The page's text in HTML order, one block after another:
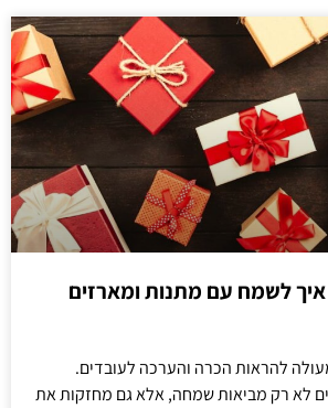
איך לשמח עם מתנות ומארזים
להראות הכרה והערכה לעובדים.
לא רק מביאות שמחה, אלא גם מחזקות את